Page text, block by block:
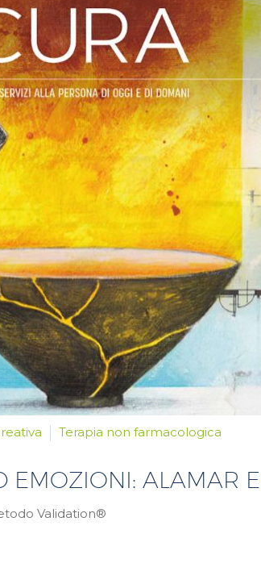
Terapia non farmacologica
EMOZIONI: ALAMAR
Validation®